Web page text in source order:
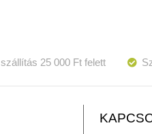
25 000 Ft felett